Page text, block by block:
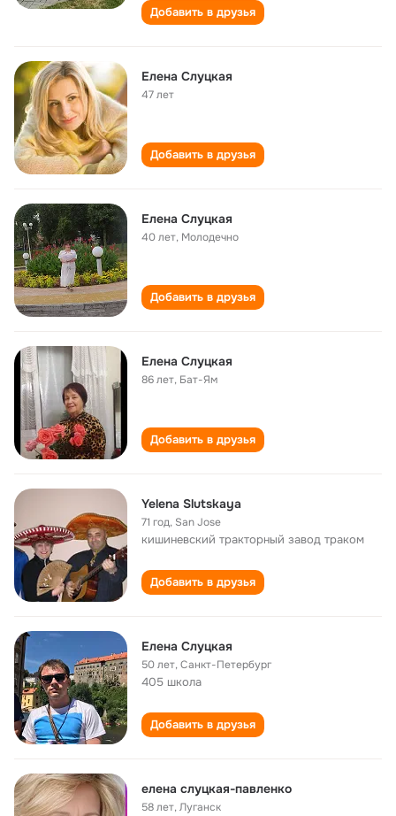
Добавить в друзья
Елена Слуцкая
47 лет
Добавить в друзья
Елена Слуцкая
40 лет, Молодечно
Добавить в друзья
Елена Слуцкая
86 лет, Бат-Ям
Добавить в друзья
Yelena Slutskaya
71 год, San Jose
кишиневский тракторный завод траком
Добавить в друзья
Елена Слуцкая
50 лет,Санкт-Петербург
405 школа
Добавить в друзья
елена слуцкая-павленко
58 лет,Луганск